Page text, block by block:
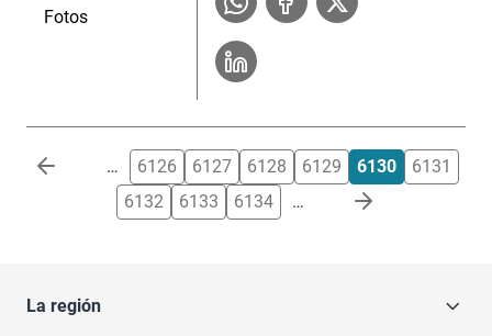
Fotos
Paginación … 6126 6127 6128 6129 6130
6131
6132
6133 6134 …
La región